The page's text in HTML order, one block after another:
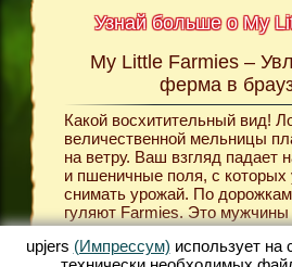
Узнай больше о My
My Little Farmies –
ферма в
Какой восхитительный вид!
величественной мельницы
на ветру. Ваш взгляд падает
и пшеничные поля, с
снимать урожай. По
гуляют Farmies. Это
одетые в средневековую
разнообразной строительной
upjers (Импрессум) использует на